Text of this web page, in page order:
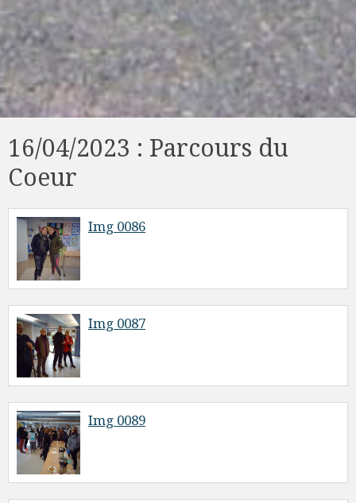
16/04/2023 : Parcours du
Coeur
Img 0086
Img 0087
Img 0089